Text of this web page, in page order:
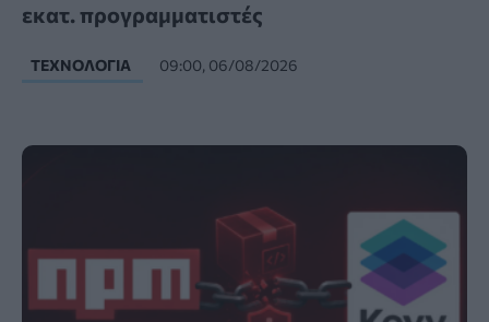
εκατ. προγραμματιστές
ΤΕΧΝΟΛΟΓΊΑ 09:00, 06/08/2026